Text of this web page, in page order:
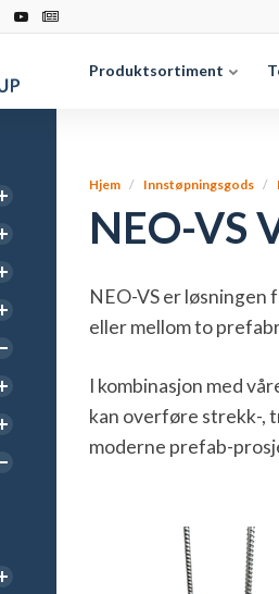
Produktsortiment
Hjem Innstøpningsgods
NEO-VS
NEO-VS er
eller mellom to
I kombinasjon med
kan overføre strekk-,
moderne prefab-